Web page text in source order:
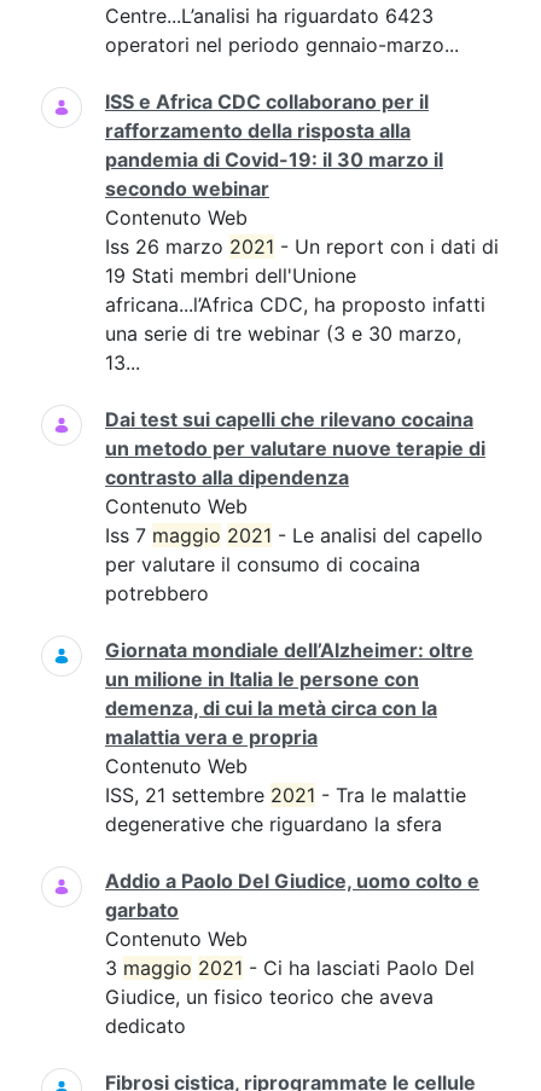
Centre...L’analisi ha riguardato 6423
operatori nel periodo gennaio-marzo...
ISS e Africa CDC collaborano per il
rafforzamento della risposta alla
pandemia di Covid-19: il 30 marzo il
secondo webinar
Contenuto Web
Iss 26 marzo 2021 - Un report con i dati di
19 Stati membri dell'Unione
africana...l’Africa CDC, ha proposto infatti
una serie di tre webinar (3 e 30 marzo,
13...
Dai test sui capelli che rilevano cocaina
un metodo per valutare nuove terapie di
contrasto alla dipendenza
Contenuto Web
Iss 7 maggio 2021 - Le analisi del capello
per valutare il consumo di cocaina
potrebbero
Giornata mondiale dell’Alzheimer: oltre
un milione in Italia le persone con
demenza, di cui la metà circa con la
malattia vera e propria
Contenuto Web
ISS, 21 settembre 2021 - Tra le malattie
degenerative che riguardano la sfera
Addio a Paolo Del Giudice, uomo colto e
garbato
Contenuto Web
3 maggio 2021 - Ci ha lasciati Paolo Del
Giudice, un fisico teorico che aveva
dedicato
Fibrosi cistica, riprogrammate le cellule